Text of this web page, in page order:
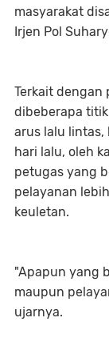
masyarakat
Irjen Pol
Terkait dengan
dibeberapa
arus lalu lintas,
hari lalu, oleh
petugas yang
pelayanan
keuletan.
"Apapun yang
maupun
ujarnya.